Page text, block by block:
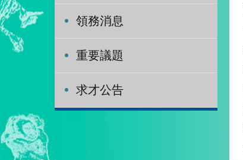
領務消息
重要議題
求才公告